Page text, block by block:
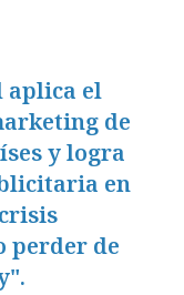
aplica el
de
y logra
en
perder de